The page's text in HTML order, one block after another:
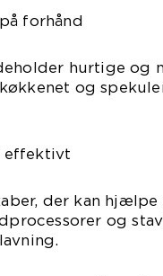
forhånd
hurtige og
og
effektivt
der kan
og